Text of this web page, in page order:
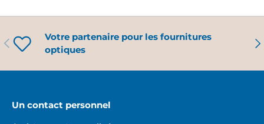
PRÉCÉDENTVotre partenaire pour les fournitures
optiques
Un contact personnel